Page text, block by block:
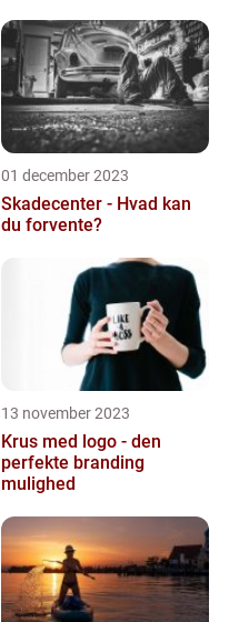
01 december 2023
Skadecenter - Hvad kan
du forvente?
13 november 2023
Krus med logo - den
perfekte branding
mulighed